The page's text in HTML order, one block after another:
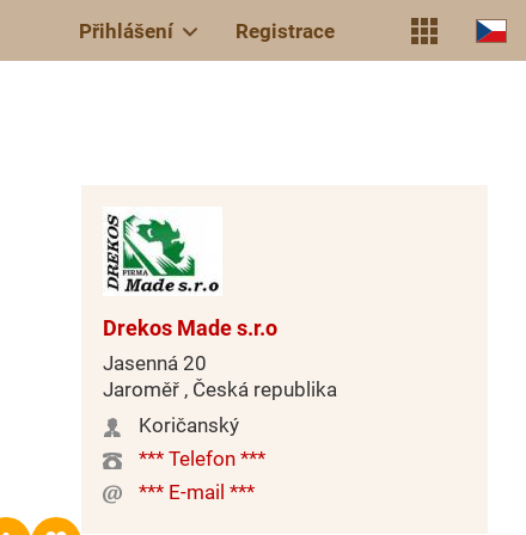
Přihlášení Registrace
Drekos Made s.r.o
Jasenná 20
Jaroměř , Česká republika
Koričanský
*** Telefon ***
*** E-mail ***